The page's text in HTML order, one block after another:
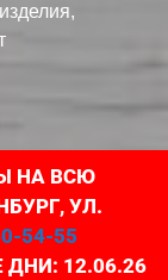
НА ВСЮ
УЛ.
54-55
12.06.26